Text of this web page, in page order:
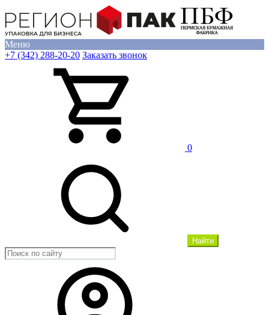
Меню
+7 (342) 288-20-20 Заказать звонок
0
Найти